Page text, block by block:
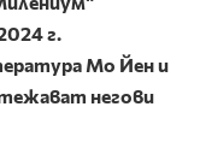
г.
Мо Йен и
негови